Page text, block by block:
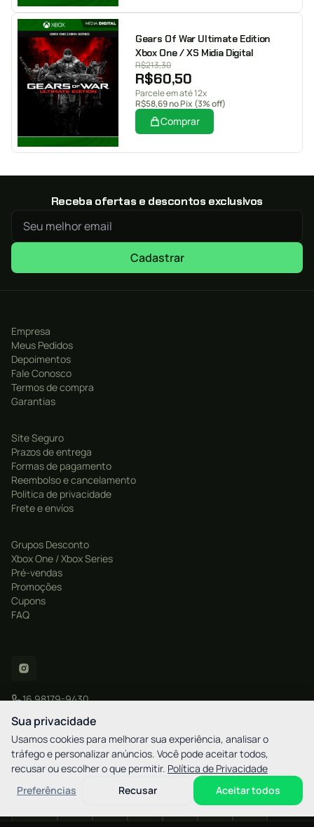
Gears Of War Ultimate Edition
Xbox One / XS Midia Digital
R$213,30
R$60,50
Parcele em até 12x
R$58,69no Pix (3% off)
Comprar
Receba ofertas e descontos exclusivos
Cadastrar
Empresa
Meus Pedidos
Depoimentos
Fale Conosco
Termos de compra
Garantias
Site Seguro
Prazos de entrega
Formas de pagamento
Reembolso e cancelamento
Politica de privacidade
Frete e envíos
Grupos Desconto
Xbox One / Xbox Series
Pré-vendas
Promoções
Cupons
FAQ
16 98179-9430
CNPJ: 57.877.596/0001-20
XGamestore - Rua Martim Afonso, 2521 - Bigorrilho / Curitiba - PR - CEP
80730-030
Sua privacidade
Usamos cookies para melhorar sua experiência, analisar o
tráfego e personalizar anúncios. Você pode aceitar todos,
recusar ou escolher o que permitir. Política de Privacidade
Preferências
Recusar Aceitar todos